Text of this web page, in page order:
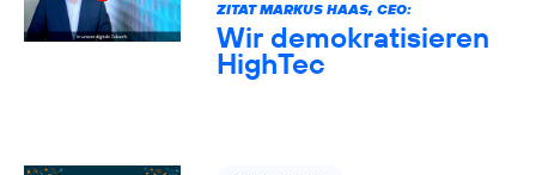
ZITAT MARKUS HAAS, CEO:
Wir demokratisieren
HighTec